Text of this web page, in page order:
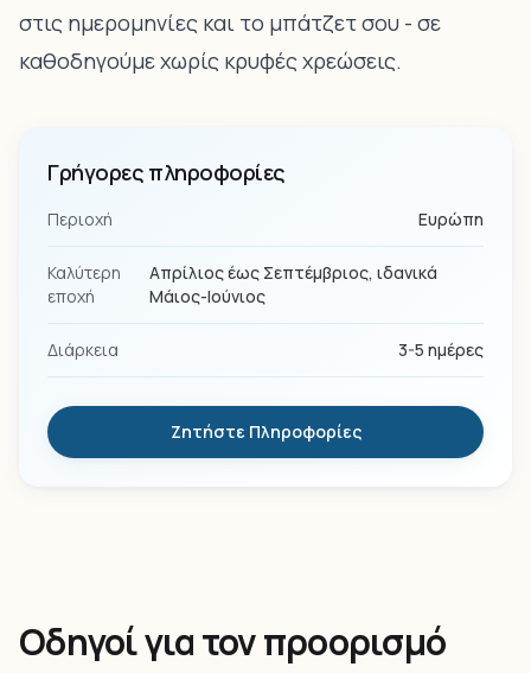
στις ημερομηνίες και το μπάτζετ σου - σε
καθοδηγούμε χωρίς κρυφές χρεώσεις.
Γρήγορες πληροφορίες
Περιοχή Ευρώπη
Καλύτερη
εποχή
Απρίλιος έως Σεπτέμβριος, ιδανικά
Μάιος-Ιούνιος
Διάρκεια 3-5 ημέρες
Ζητήστε Πληροφορίες
Οδηγοί για τον προορισμό